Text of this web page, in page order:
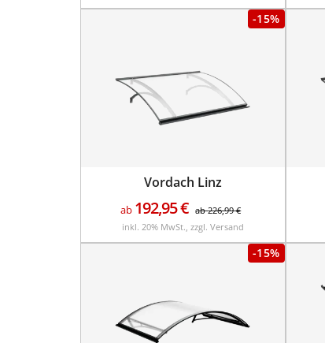
-15%
Vordach Linz
ab 192,95€ ab226,99€
inkl. 20% MwSt., zzgl. Versand
-15%